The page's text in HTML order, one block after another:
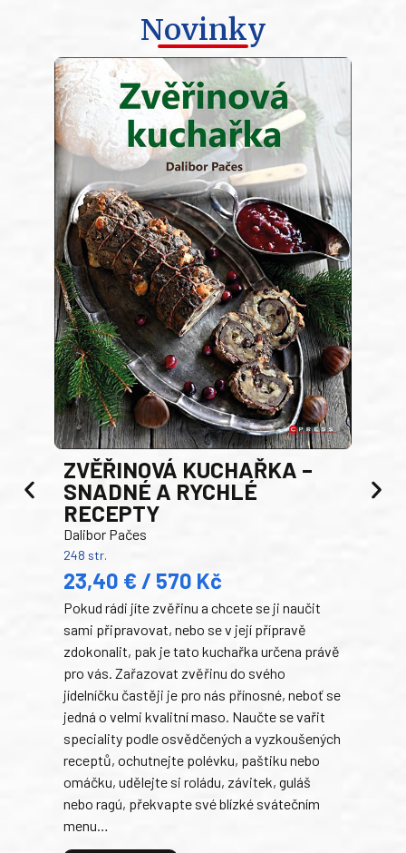
Novinky
ZVĚŘINOVÁ KUCHAŘKA –
SNADNÉ A RYCHLÉ
RECEPTY
Dalibor Pačes
248 str.
23,40 € / 570 Kč
Pokud rádi jíte zvěřinu a chcete se ji naučit
sami připravovat, nebo se v její přípravě
zdokonalit, pak je tato kuchařka určena právě
pro vás. Zařazovat zvěřinu do svého
jídelníčku častěji je pro nás přínosné, neboť se
jedná o velmi kvalitní maso. Naučte se vařit
speciality podle osvědčených a vyzkoušených
receptů, ochutnejte polévku, paštiku nebo
omáčku, udělejte si roládu, závitek, guláš
nebo ragú, překvapte své blízké svátečním
menu…